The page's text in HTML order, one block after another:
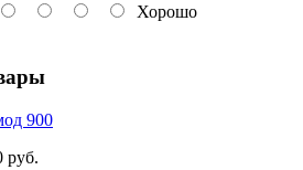
Хорошо
руб.